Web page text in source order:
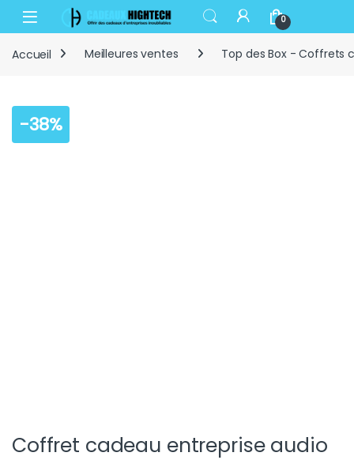
Skip to navigation
Skip to content
Open 0
Accueil Meilleures ventes Top des Box - Coffrets
-38%
Coffret cadeau entreprise audio